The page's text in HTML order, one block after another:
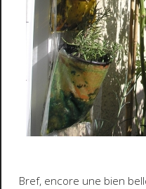
Bref, encore une bien